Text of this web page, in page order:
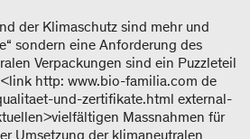
der Klimaschutz sind mehr und
sondern eine Anforderung des
Verpackungen sind ein Puzzleteil
http: www.bio-familia.com de
und-zertifikate.html external-
Massnahmen für
Umsetzung der klimaneutralen